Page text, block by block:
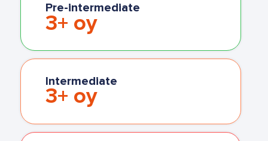
Pre-intermediate
3+ oy
Intermediate
3+ oy